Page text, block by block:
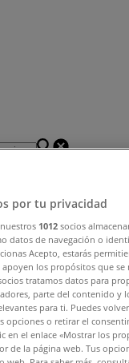
y
Salud y
AutosBancos y
y Papelerías
en Gómez
Palacio»
por tu privacidad
1012 socios
datos de navegación o
Acepto, estarás
los propósitos que se
tratamos datos para
parte del contenido y
para ti. Puedes
opciones o retirar el
en el enlace «Mostrar los
de la página web. Tus